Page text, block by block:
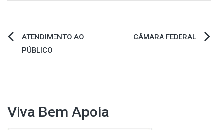
Navegação
ATENDIMENTO AO
PÚBLICO
CÂMARA FEDERAL
Viva Bem Apoia